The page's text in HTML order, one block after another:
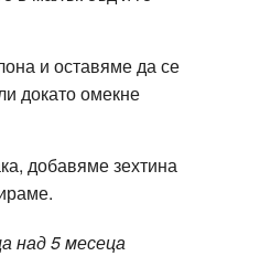
и оставяме да се
докато омекне
добавяме зехтина
над 5 месеца